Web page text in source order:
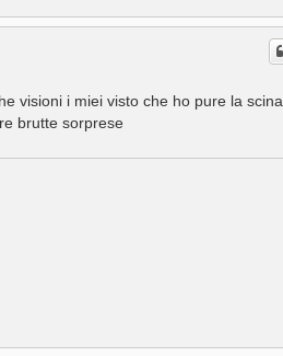
visioni i miei visto che ho pure la scina
brutte sorprese